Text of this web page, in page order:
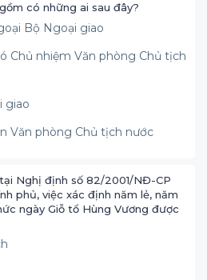
có những ai sau đây?
Bộ Ngoại giao
Chủ nhiệm Văn phòng Chủ tịch
giao
Văn phòng Chủ tịch nước
Nghị định số 82/2001/NĐ-CP
phủ, việc xác định năm lẻ, năm
ngày Giỗ tổ Hùng Vương được